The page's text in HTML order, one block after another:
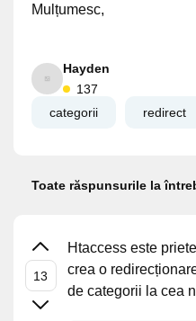
Mulțumesc,
Hayden
137
categorii
redirect
Toate răspunsurile la
Htaccess este
crea o
de categorii la cea